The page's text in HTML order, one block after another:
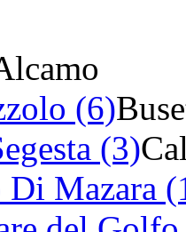
(6)
(3)
Di Mazara